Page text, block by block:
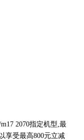
2070指定机型,最
享受最高800元立减